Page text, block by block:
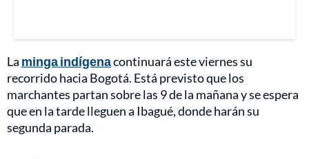
La minga indígenacontinuará este viernes su
recorrido hacia Bogotá. Está previsto que los
marchantes partan sobre las 9 de la mañana y se espera
que en la tarde lleguen a Ibagué, donde harán su
segunda parada.